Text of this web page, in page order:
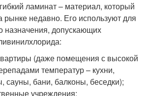
ламинат – материал, который
рынке недавно. Его используют для
допускающих
(даже помещения с высокой
температур – кухни,
сауны, бани, балконы, беседки);
учреждения;